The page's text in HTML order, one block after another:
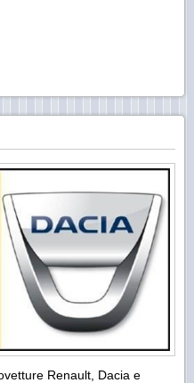
Renault, Dacia e